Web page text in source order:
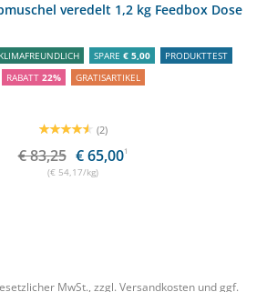
veredelt 1,2 kg Feedbox Dose
KLIMAFREUNDLICH SPARE € 5,00
PRODUKTTEST
RABATT 22% GRATISARTIKEL
(2)
€ 83,25 € 65,001
(€ 54,17/kg)
MwSt., zzgl. Versandkosten und ggf.